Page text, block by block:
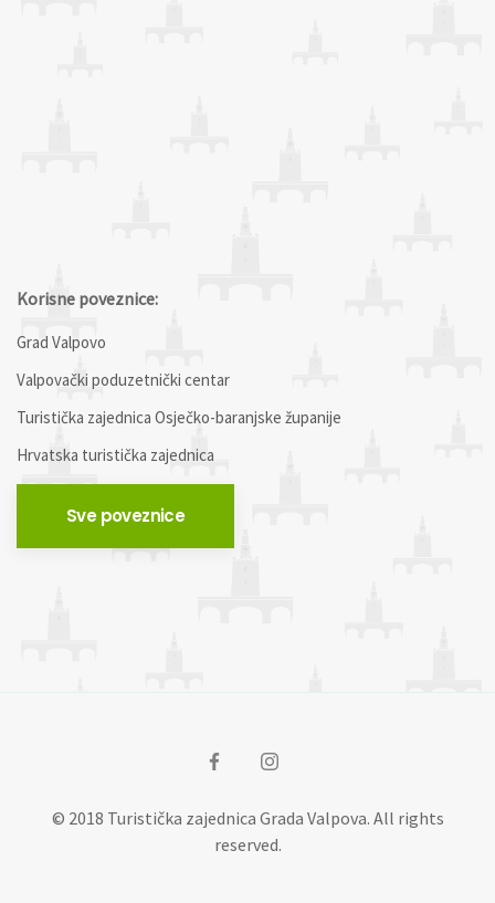
Korisne poveznice:
Grad Valpovo
Valpovački poduzetnički centar
Turistička zajednica Osječko-baranjske županije
Hrvatska turistička zajednica
Sve poveznice
© 2018 Turistička zajednica Grada Valpova. All rights
reserved.